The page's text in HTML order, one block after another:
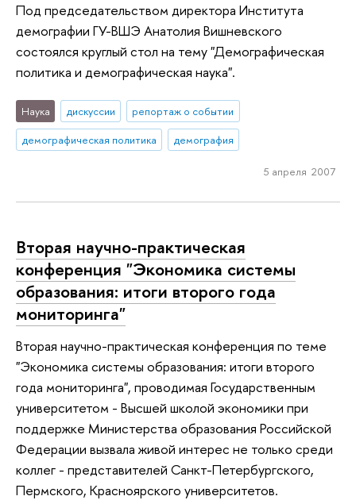
Под председательством директора Института
демографии ГУ-ВШЭ Анатолия Вишневского
состоялся круглый стол на тему "Демографическая
политика и демографическая наука".
Наука дискуссии
репортаж о событии
демографическая политика
демография
5 апреля 2007
Вторая научно-практическая
конференция "Экономика системы
образования: итоги второго года
мониторинга"
Вторая научно-практическая конференция по теме
"Экономика системы образования: итоги второго
года мониторинга", проводимая Государственным
университетом - Высшей школой экономики при
поддержке Министерства образования Российской
Федерации вызвала живой интерес не только среди
коллег - представителей Санкт-Петербургского,
Пермского, Красноярского университетов.